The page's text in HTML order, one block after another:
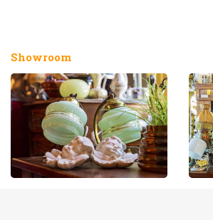
Showroom